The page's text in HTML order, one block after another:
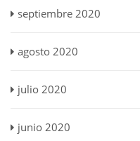
septiembre 2020
agosto 2020
julio 2020
junio 2020